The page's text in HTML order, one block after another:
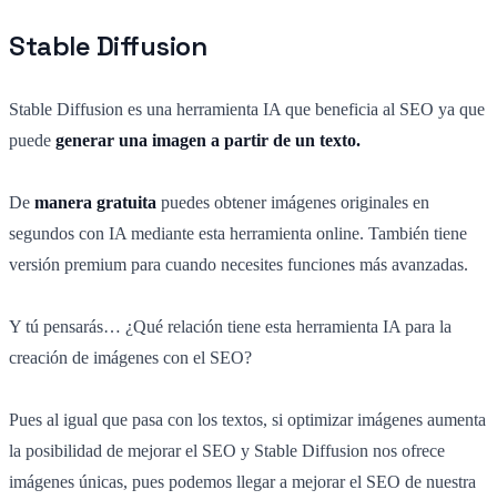
Stable Diffusion
Stable Diffusion es una herramienta IA que beneficia al SEO ya que
puede generar una imagen a partir de un texto.
De manera gratuita puedes obtener imágenes originales en
segundos con IA mediante esta herramienta online. También tiene
versión premium para cuando necesites funciones más avanzadas.
Y tú pensarás… ¿Qué relación tiene esta herramienta IA para la
creación de imágenes con el SEO?
Pues al igual que pasa con los textos, si optimizar imágenes aumenta
la posibilidad de mejorar el SEO y Stable Diffusion nos ofrece
imágenes únicas, pues podemos llegar a mejorar el SEO de nuestra